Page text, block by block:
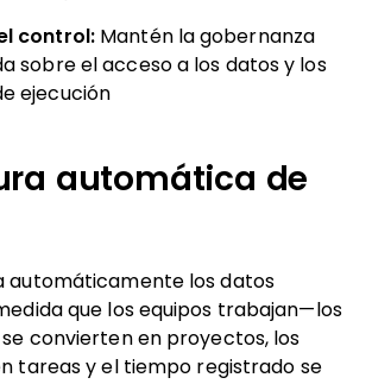
control: Mantén la gobernanza
sobre el acceso a los datos y los
ejecución
automática de
automáticamente los datos
que los equipos trabajan—los
convierten en proyectos, los
tareas y el tiempo registrado se